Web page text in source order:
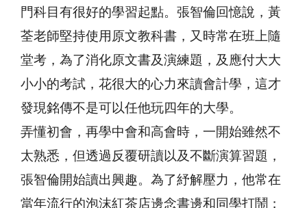
門科目有很好的學習起點。張智倫回憶說，黃
荃老師堅持使用原文教科書，又時常在班上隨
堂考，為了消化原文書及演練題，及應付大大
小小的考試，花很大的心力來讀會計學，這才
發現銘傳不是可以任他玩四年的大學。
弄懂初會，再學中會和高會時，一開始雖然不
太熟悉，但透過反覆研讀以及不斷演算習題，
張智倫開始讀出興趣。為了紓解壓力，他常在
當年流行的泡沫紅茶店邊念書邊和同學打鬧；